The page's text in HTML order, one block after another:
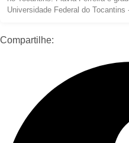
Universidade Federal do Tocantins
Compartilhe: